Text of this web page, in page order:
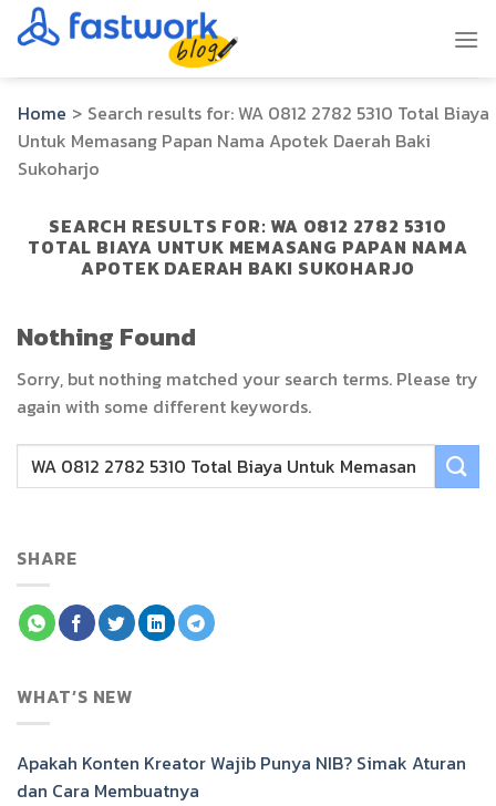
Skip
to
Home > Search results for:WA 0812 2782 5310 Total Biaya
Untuk Memasang Papan Nama Apotek Daerah Baki
Sukoharjo
SEARCH RESULTS FOR: WA 0812 2782 5310
TOTAL BIAYA UNTUK MEMASANG PAPAN NAMA
APOTEK DAERAH BAKI SUKOHARJO
Nothing Found
Sorry, but nothing matched your search terms. Please try
again with some different keywords.
SHARE
WHAT’S NEW
Apakah Konten Kreator Wajib Punya NIB? Simak Aturan
dan Cara Membuatnya